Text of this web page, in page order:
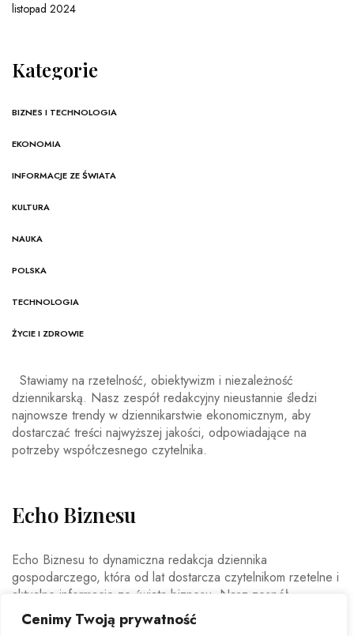
Cenimy Twoją prywatność
listopad 2024
Kategorie
BIZNES I TECHNOLOGIA
EKONOMIA
INFORMACJE ZE ŚWIATA
KULTURA
NAUKA
POLSKA
TECHNOLOGIA
ŻYCIE I ZDROWIE
Stawiamy na rzetelność, obiektywizm i niezależność
dziennikarską. Nasz zespół redakcyjny nieustannie śledzi
najnowsze trendy w dziennikarstwie ekonomicznym, aby
dostarczać treści najwyższej jakości, odpowiadające na
potrzeby współczesnego czytelnika.
Echo Biznesu
Echo Biznesu to dynamiczna redakcja dziennika
gospodarczego, która od lat dostarcza czytelnikom rzetelne i
aktualne informacje ze świata biznesu. Nasz zespół
doświadczonych dziennikarzy i ekspertów ekonomicznych
codziennie analizuje najważniejsze wydarzenia rynkowe,